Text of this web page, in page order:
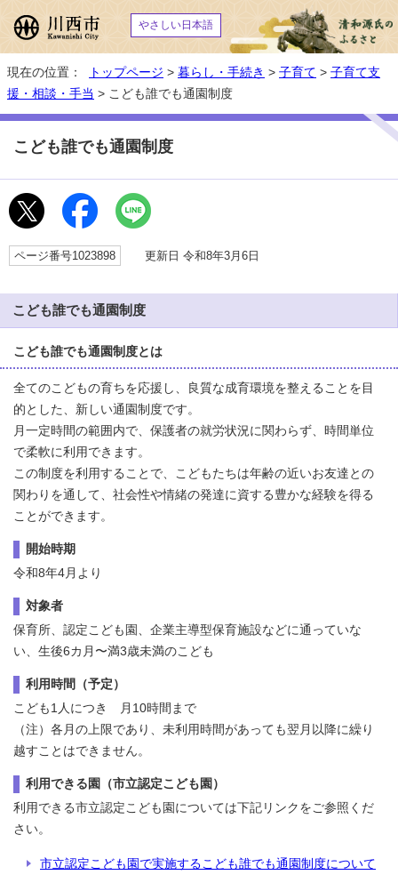
やさしい日本語
現在の位置： トップページ > 暮らし・手続き > 子育て > 子育て支
援・相談・手当 > こども誰でも通園制度
こども誰でも通園制度
ページ番号1023898 更新日 令和8年3月6日
こども誰でも通園制度
こども誰でも通園制度とは
全てのこどもの育ちを応援し、良質な成育環境を整えることを目
的とした、新しい通園制度です。
月一定時間の範囲内で、保護者の就労状況に関わらず、時間単位
で柔軟に利用できます。
この制度を利用することで、こどもたちは年齢の近いお友達との
関わりを通して、社会性や情緒の発達に資する豊かな経験を得る
ことができます。
開始時期
令和8年4月より
対象者
保育所、認定こども園、企業主導型保育施設などに通っていな
い、生後6カ月〜満3歳未満のこども
利用時間（予定）
こども1人につき 月10時間まで
（注）各月の上限であり、未利用時間があっても翌月以降に繰り
越すことはできません。
利用できる園（市立認定こども園）
利用できる市立認定こども園については下記リンクをご参照くだ
さい。
市立認定こども園で実施するこども誰でも通園制度について